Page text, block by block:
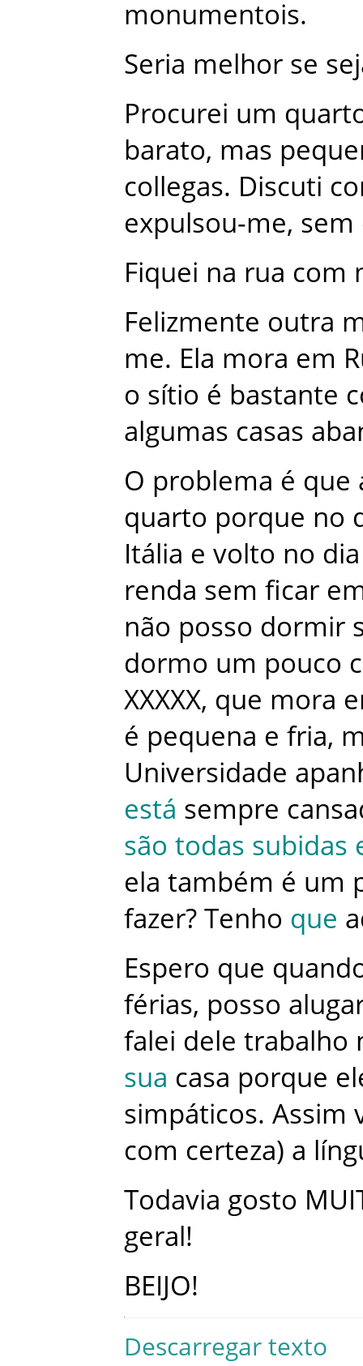
monumentois.
Seria melhor se
Procurei um
barato, mas
collegas. Discuti
expulsou-me, sem
Fiquei na rua com
Felizmente outra
me. Ela mora em
o sítio é bastante
algumas casas
O problema é que
quarto porque no
Itália e volto no dia
renda sem ficar
não posso dormir
dormo um pouco
XXXXX, que mora
é pequena e fria,
Universidade
está sempre
são todas subidas
ela também é um
fazer? Tenho que
Espero que
férias, posso
falei dele trabalho
sua casa porque
simpáticos. Assim
com certeza) a
Todavia gosto
geral!
BEIJO!
Descarregar texto